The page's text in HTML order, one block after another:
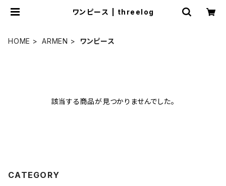
ワンピース | threelog
HOME ARMEN ワンピース
該当する商品が見つかりませんでした。
CATEGORY